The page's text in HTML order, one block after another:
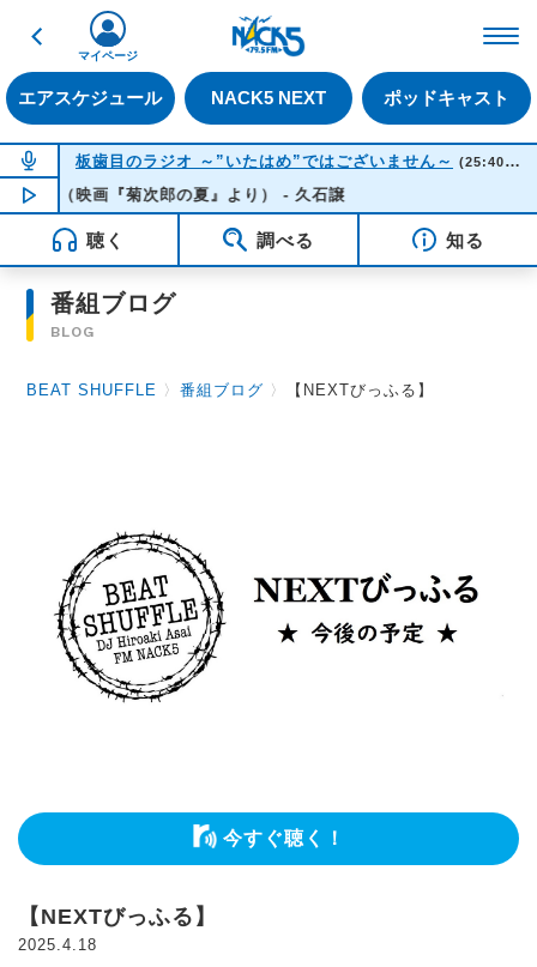
戻る
エアスケジュール NACK5 NEXT ポッドキャスト
マイページ
NOW ON AIR
板歯目のラジオ ～”いたはめ”ではございません～ (25:40-26:00)
NOW PLAYING01:54
画『菊次郎の夏』より） - 久石譲
聴く 調べる 知る
番組ブログ
BLOG
BEAT SHUFFLE 〉番組ブログ 〉 【NEXTびっふる】
今すぐ聴く！
【NEXTびっふる】
2025.4.18